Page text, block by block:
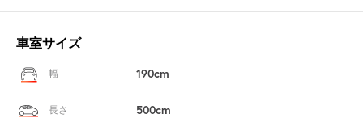
車室サイズ
幅 190cm
長さ 500cm